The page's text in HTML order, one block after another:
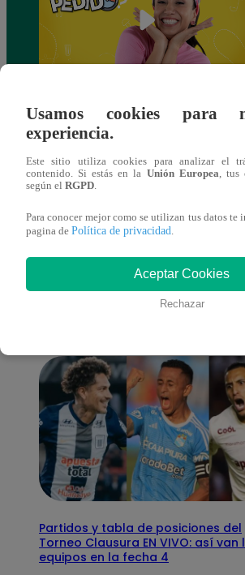
Nelly Rossinelli estrena ‘¿Cuál es tu
Pedido?’: “Este programa me permite ser
También te
interesar
Partidos y tabla de posiciones del
Torneo Clausura EN VIVO: así van
equipos en la fecha 4
Usamos cookies para
experiencia.
Este sitio utiliza cookies para analizar el
contenido. Si estás en la Unión Europea, tus
según el RGPD.
Para conocer mejor como se utilizan tus datos te
pagina de Política de privacidad.
Aceptar Cookies
Rechazar